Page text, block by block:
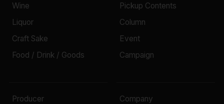
Wine
Liquor
Craft Sake
Food / Drink / Goods
Pickup Contents
Column
Event
Campaign
Producer
Company